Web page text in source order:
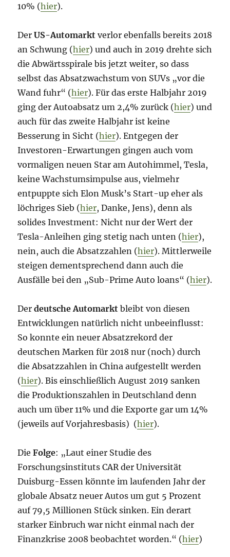
10% (hier).
DerUS-Automarkt verlor ebenfalls bereits 2018
an Schwung (hier) und auch in 2019 drehte sich
die Abwärtsspirale bis jetzt weiter, so dass
selbst das Absatzwachstum von SUVs „vor die
Wand fuhr“ (hier). Für das erste Halbjahr 2019
ging der Autoabsatz um 2,4% zurück (hier) und
auch für das zweite Halbjahr ist keine
Besserung in Sicht (hier). Entgegen der
Investoren-Erwartungen gingen auch vom
vormaligen neuen Star am Autohimmel, Tesla,
keine Wachstumsimpulse aus, vielmehr
entpuppte sich Elon Musk’s Start-up eher als
löchriges Sieb (hier, Danke, Jens), denn als
solides Investment: Nicht nur der Wert der
Tesla-Anleihen ging stetig nach unten (hier),
nein, auch die Absatzzahlen (hier). Mittlerweile
steigen dementsprechend dann auch die
Ausfälle bei den „Sub-Prime Auto loans“ (hier).
Derdeutsche Automarkt bleibt von diesen
Entwicklungen natürlich nicht unbeeinflusst:
So konnte ein neuer Absatzrekord der
deutschen Marken für 2018 nur (noch) durch
die Absatzzahlen in China aufgestellt werden
(hier). Bis einschließlich August 2019 sanken
die Produktionszahlen in Deutschland denn
auch um über 11% und die Exporte gar um 14%
(jeweils auf Vorjahresbasis) (hier).
DieFolge: „Laut einer Studie des
Forschungsinstituts CAR der Universität
Duisburg-Essen könnte im laufenden Jahr der
globale Absatz neuer Autos um gut 5 Prozent
auf 79,5 Millionen Stück sinken. Ein derart
starker Einbruch war nicht einmal nach der
Finanzkrise 2008 beobachtet worden.“ (hier)